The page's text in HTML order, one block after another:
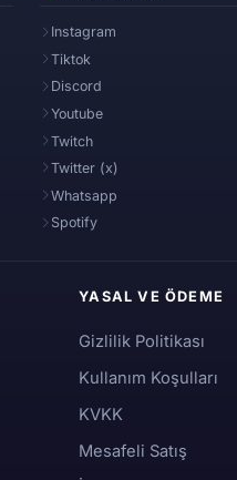
Instagram
Tiktok
Discord
Youtube
Twitch
Twitter (x)
Whatsapp
Spotify
YASAL VE ÖDEME
Gizlilik Politikası
Kullanım Koşulları
KVKK
Mesafeli Satış